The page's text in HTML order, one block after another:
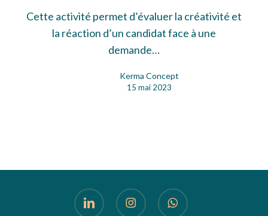
Cette activité permet d’évaluer la créativité et
la réaction d’un candidat face à une
demande…
Kerma Concept
15 mai 2023
linkedin instagram whatsapp